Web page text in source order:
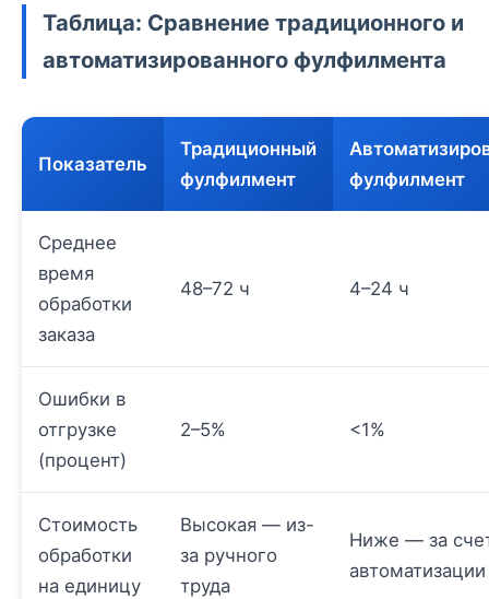
Таблица: Сравнение традиционного и
автоматизированного фулфилмента
Показатель
Традиционный
фулфилмент
фулфилмент
Среднее
время
обработки
заказа
48–72 ч 4–24 ч
Ошибки в
отгрузке
(процент)
2–5% <1%
Стоимость
обработки
на единицу
Высокая — из-
за ручного
труда
Ниже — за
автоматизации